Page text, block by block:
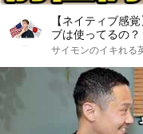
【ネイティブ感
ブは使ってるの？
サイモンのイキれる